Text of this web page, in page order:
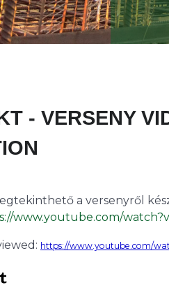
- VERSENY
a versenyről
www.youtube.com/
https://www.youtube.com/